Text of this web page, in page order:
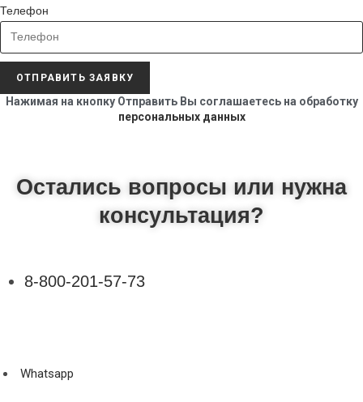
Телефон
ОТПРАВИТЬ ЗАЯВКУ
Нажимая на кнопку Отправить Вы соглашаетесь на обработку
персональных данных
Остались вопросы или нужна
консультация?
8-800-201-57-73
Whatsapp